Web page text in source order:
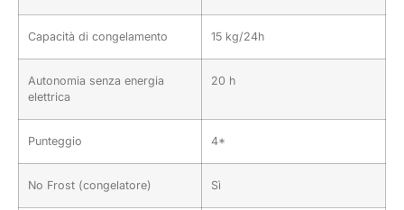
Capacità di congelamento 15 kg/24h
Autonomia senza energia
elettrica
20 h
Punteggio 4*
No Frost (congelatore) Sì